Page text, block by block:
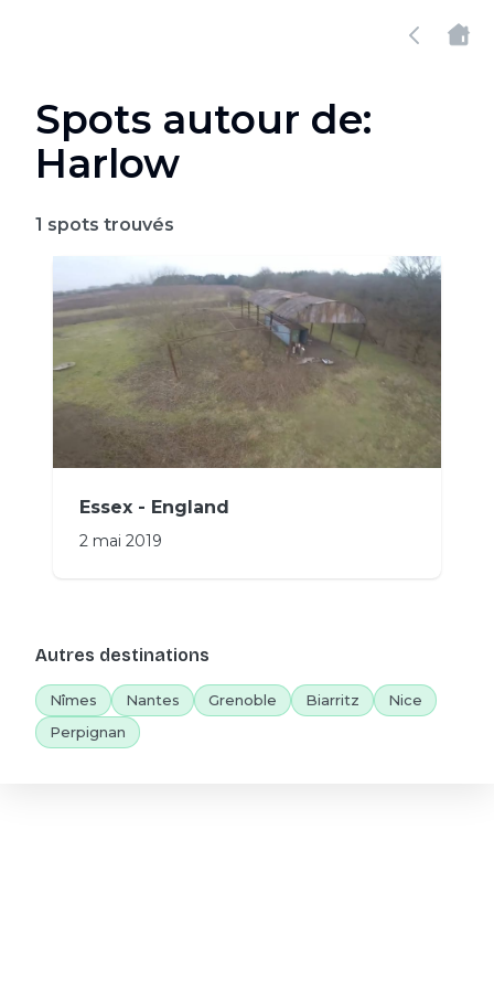
Spots autour de:
Harlow
1 spots trouvés
Essex - England
2 mai 2019
Autres destinations
Nîmes Nantes Grenoble Biarritz
Nice
Perpignan